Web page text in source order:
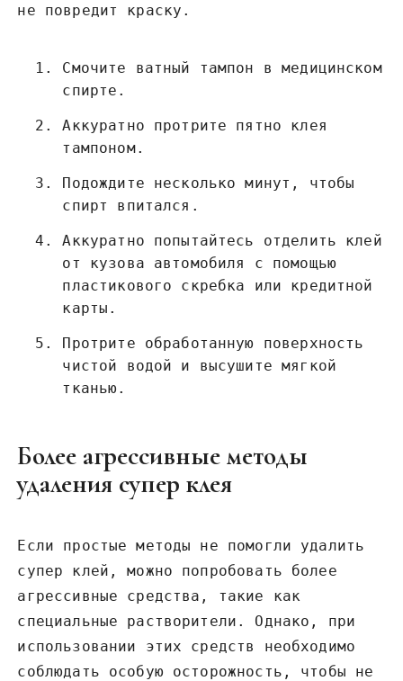
не повредит краску.
Смочите ватный тампон в медицинском
спирте.
Аккуратно протрите пятно клея
тампоном.
Подождите несколько минут, чтобы
спирт впитался.
Аккуратно попытайтесь отделить клей
от кузова автомобиля с помощью
пластикового скребка или кредитной
карты.
Протрите обработанную поверхность
чистой водой и высушите мягкой
тканью.
Более агрессивные методы
удаления супер клея
Если простые методы не помогли удалить
супер клей, можно попробовать более
агрессивные средства, такие как
специальные растворители. Однако, при
использовании этих средств необходимо
соблюдать особую осторожность, чтобы не